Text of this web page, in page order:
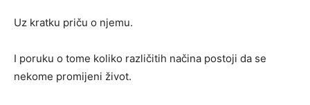
Uz kratku priču o njemu.
I poruku o tome koliko različitih načina postoji da se
nekome promijeni život.